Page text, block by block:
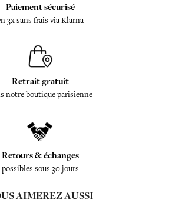
Paiement sécurisé
3x sans frais via Klarna
Retrait gratuit
notre boutique parisienne
Retours & échanges
possibles sous 30 jours
AIMEREZ AUSSI